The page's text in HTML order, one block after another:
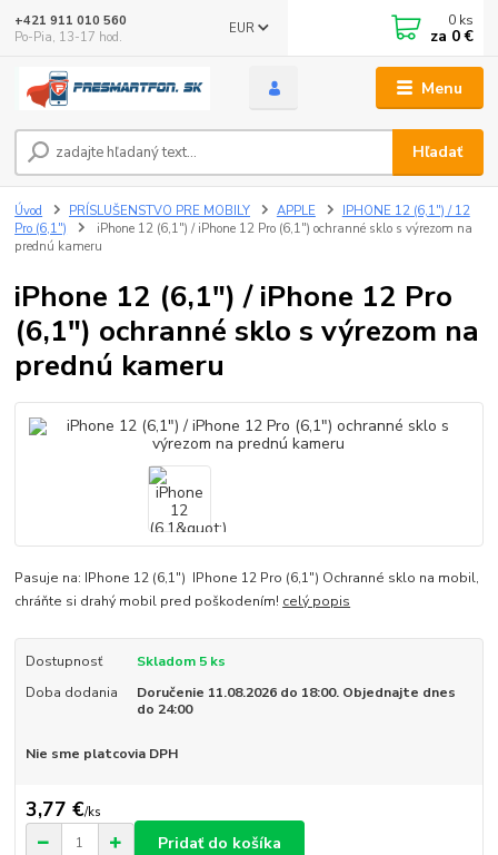
Menu
EUR
Hľadať
+421 911 010 560
Po-Pia, 13-17 hod.
0 ks
za 0 €
Úvod PRÍSLUŠENSTVO PRE MOBILY APPLE
IPHONE 12 (6,1") / 12
Pro (6,1")
iPhone 12 (6,1") / iPhone 12 Pro (6,1") ochranné sklo s výrezom na
prednú kameru
iPhone 12 (6,1") / iPhone 12 Pro
(6,1") ochranné sklo s výrezom na
prednú kameru
Pasuje na: IPhone 12 (6,1") IPhone 12 Pro (6,1") Ochranné sklo na mobil,
chráňte si drahý mobil pred poškodením! celý popis
Dostupnosť
Skladom 5 ks
Doba dodania
Doručenie 11.08.2026 do 18:00. Objednajte dnes
do 24:00
Nie sme platcovia DPH
3,77 €/ks
Pridať do košíka